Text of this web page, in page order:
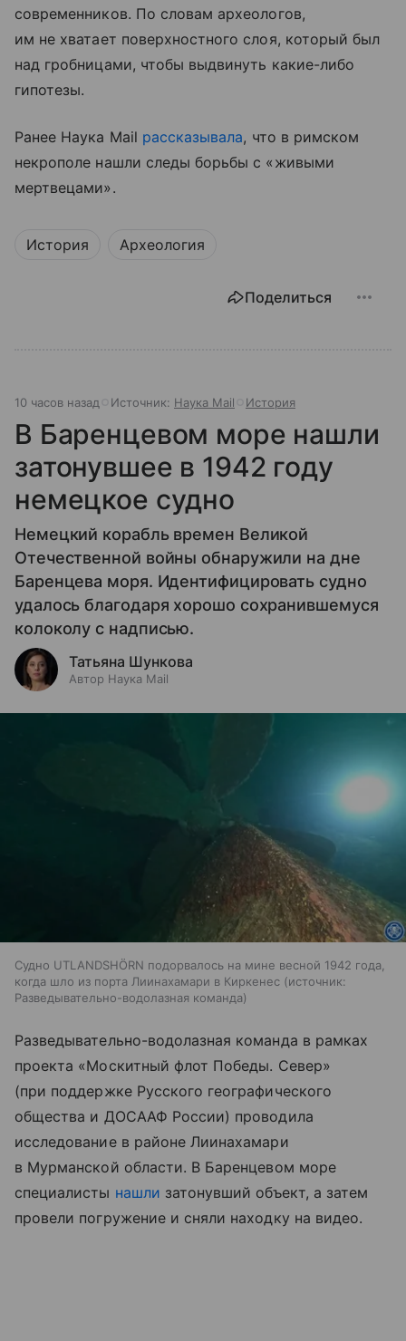
современников. По словам археологов,
им не хватает поверхностного слоя, который был
над гробницами, чтобы выдвинуть какие-либо
гипотезы.
Ранее Наука Mail рассказывала, что в римском
некрополе нашли следы борьбы с «живыми
мертвецами».
История Археология
Поделиться
10 часов назад Источник: Наука Mail История
В Баренцевом море нашли
затонувшее в 1942 году
немецкое судно
Немецкий корабль времен Великой
Отечественной войны обнаружили на дне
Баренцева моря. Идентифицировать судно
удалось благодаря хорошо сохранившемуся
колоколу с надписью.
Татьяна Шункова
Автор Наука Mail
Судно UTLANDSHÖRN подорвалось на мине весной 1942 года,
когда шло из порта Лиинахамари в Киркенес
источник:
Разведывательно-водолазная команда
Разведывательно-водолазная команда в рамках
проекта «Москитный флот Победы. Север»
(при поддержке Русского географического
общества и ДОСААФ России) проводила
исследование в районе Лиинахамари
в Мурманской области. В Баренцевом море
специалисты нашли затонувший объект, а затем
провели погружение и сняли находку на видео.